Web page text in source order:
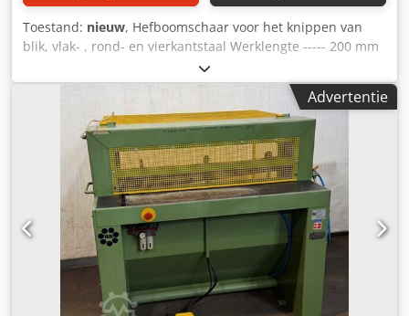
Toestand: nieuw, Hefboomschaar voor het knippen van
blik, vlak- , rond- en vierkantstaal Werklengte ----- 200 mm
Plaatdikte ----- 5 mm Vlakstaal ----- 70 x 5 mm Rondstaal ----
- 13 mm Gewicht ----- 19 kg Djdpfx Aiega T Hnexskr
Advertentie